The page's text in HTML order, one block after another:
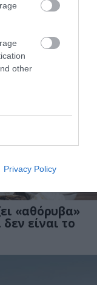
other
Privacy Policy
έλαιο που
«αθόρυβα»
είναι το